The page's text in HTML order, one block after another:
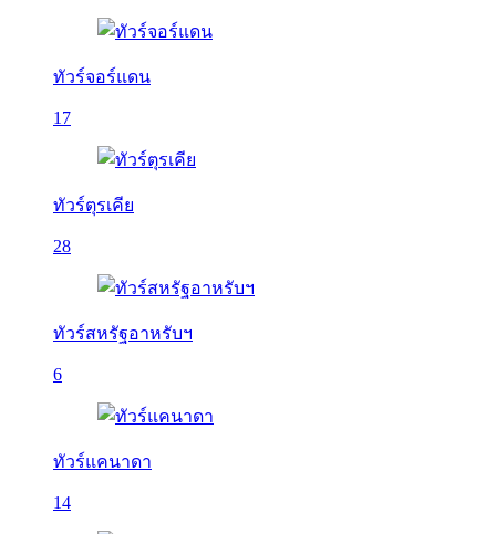
ทัวร์จอร์แดน
17
ทัวร์ตุรเคีย
28
ทัวร์สหรัฐอาหรับฯ
6
ทัวร์แคนาดา
14